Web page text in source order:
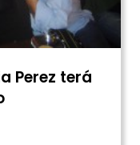
Perez terá